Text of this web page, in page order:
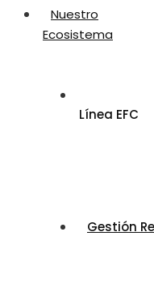
Nuestro
Ecosistema
Línea EFC
Gestión